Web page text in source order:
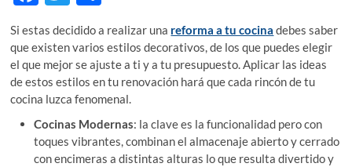
ac
e
b
o
o
k
w
itt
er
m
p
ar
ti
r
Si estas decidido a realizar una reforma a tu cocina debes saber
que existen varios estilos decorativos, de los que puedes elegir
el que mejor se ajuste a ti y a tu presupuesto. Aplicar las ideas
de estos estilos en tu renovación hará que cada rincón de tu
cocina luzca fenomenal.
Cocinas Modernas: la clave es la funcionalidad pero con
toques vibrantes, combinan el almacenaje abierto y cerrado
con encimeras a distintas alturas lo que resulta divertido y